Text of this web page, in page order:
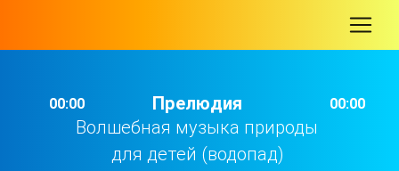
00:00
Прелюдия
Волшебная музыка природы
для детей (водопад)
00:00